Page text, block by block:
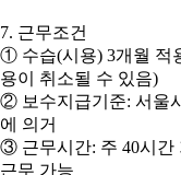
7. 근무조건
① 수습(시용) 3개월 적
용이 취소될 수 있음)
② 보수지급기준: 서울
에 의거
③ 근무시간: 주 40시간
근무 가능